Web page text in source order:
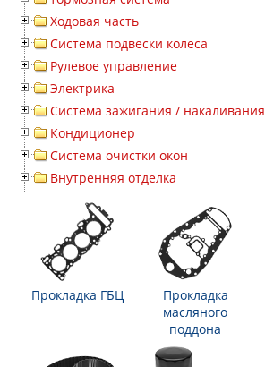
Ходовая часть
Система подвески колеса
Рулевое управление
Электрика
Система зажигания / накаливания
Кондиционер
Система очистки окон
Внутренняя отделка
Прокладка ГБЦ
Прокладка
масляного
поддона